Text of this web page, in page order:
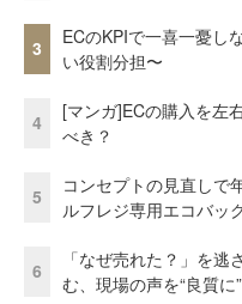
3
ECのKPIで一喜一憂し
い役割分担〜
4
[マンガ]ECの購入を左
べき？
5
コンセプトの見直し
ルフレジ専用エコバッ
6
「なぜ売れた？」を
む、現場の声を“良質に